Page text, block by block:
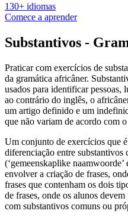
130+ idiomas
Comece a aprender
Substantivos -
Praticar com exercícios de
da gramática africâner.
usados para identificar pessoas,
ao contrário do inglês, o
um artigo definido e um
que não variam de acordo com
Um conjunto de exercícios que
diferenciação entre substantivos
(‘gemeenskaplike
envolver a criação de frases,
frases que contenham os dois
de frases, onde os alunos
com substantivos comuns ou